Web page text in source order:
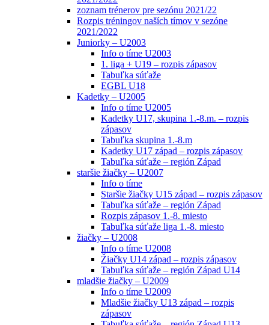
zoznam trénerov pre sezónu 2021/22
Rozpis tréningov naších tímov v sezóne
2021/2022
Juniorky – U2003
Info o tíme U2003
1. liga + U19 – rozpis zápasov
Tabuľka súťaže
EGBL U18
Kadetky – U2005
Info o tíme U2005
Kadetky U17, skupina 1.-8.m. – rozpis
zápasov
Tabuľka skupina 1.-8.m
Kadetky U17 západ – rozpis zápasov
Tabuľka súťaže – región Západ
staršie žiačky – U2007
Info o tíme
Staršie žiačky U15 západ – rozpis zápasov
Tabuľka súťaže – región Západ
Rozpis zápasov 1.-8. miesto
Tabuľka súťaže liga 1.-8. miesto
žiačky – U2008
Info o tíme U2008
Žiačky U14 západ – rozpis zápasov
Tabuľka súťaže – región Západ U14
mladšie žiačky – U2009
Info o tíme U2009
Mladšie žiačky U13 západ – rozpis
zápasov